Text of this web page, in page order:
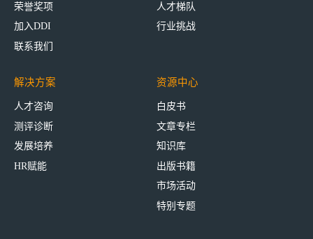
荣誉奖项
加入DDI
联系我们
人才梯队
行业挑战
解决方案
人才咨询
测评诊断
发展培养
HR赋能
资源中心
白皮书
文章专栏
知识库
出版书籍
市场活动
特别专题